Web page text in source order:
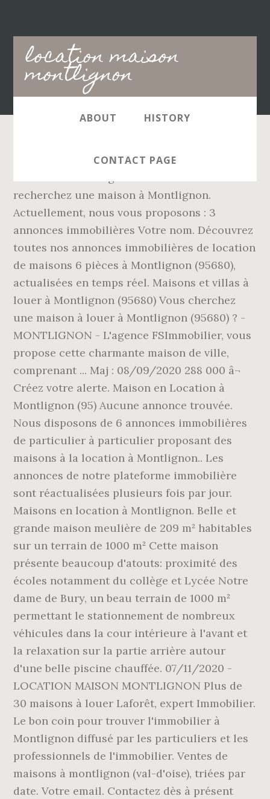
location maison
montlignon
Main
navigation
ABOUT HISTORY
CONTACT PAGE
L'immo devient plus facile pour votre
recherchez une maison à Montlignon.
Actuellement, nous vous proposons : 3
annonces immobilières Votre nom. Découvrez
toutes nos annonces immobilières de location
de maisons 6 pièces à Montlignon (95680),
actualisées en temps réel. Maisons et villas à
louer à Montlignon (95680) Vous cherchez
une maison à louer à Montlignon (95680) ? -
MONTLIGNON - L'agence FSImmobilier, vous
propose cette charmante maison de ville,
comprenant ... Maj : 08/09/2020 288 000 â¬
Créez votre alerte. Maison en Location à
Montlignon (95) Aucune annonce trouvée.
Nous disposons de 6 annonces immobilières
de particulier à particulier proposant des
maisons à la location à Montlignon.. Les
annonces de notre plateforme immobilière
sont réactualisées plusieurs fois par jour.
Maisons en location à Montlignon. Belle et
grande maison meulière de 209 m² habitables
sur un terrain de 1000 m² Cette maison
présente beaucoup d'atouts: proximité des
écoles notamment du collège et Lycée Notre
dame de Bury, un beau terrain de 1000 m²
permettant le stationnement de nombreux
véhicules dans la cour intérieure à l'avant et
la relaxation sur la partie arrière autour
d'une belle piscine chauffée. 07/11/2020 -
LOCATION MAISON MONTLIGNON Plus de
30 maisons à louer Laforêt, expert Immobilier.
Le bon coin pour trouver l'immobilier à
Montlignon diffusé par les particuliers et les
professionnels de l'immobilier. Ventes de
maisons à montlignon (val-d'oise), triées par
date. Votre email. Contactez dès à présent